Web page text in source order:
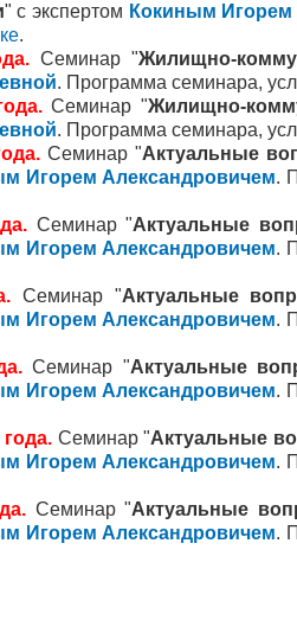
" с экспертом Кокиным Игорем
.
Семинар "Жилищно-
. Программа семинара,
Семинар "Жилищно-
. Программа семинара,
Семинар "Актуальные
Игорем Александровичем.
Семинар "Актуальные
Игорем Александровичем.
Семинар "Актуальные
Игорем Александровичем.
Семинар "Актуальные
Игорем Александровичем.
года.Семинар "Актуальные
Игорем Александровичем.
Семинар "Актуальные
Игорем Александровичем.